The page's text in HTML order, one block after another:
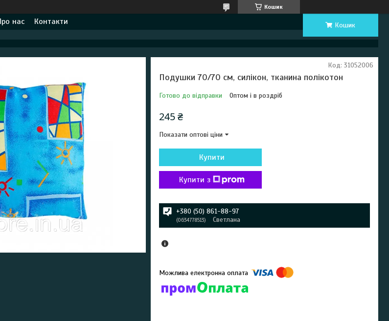
Кошик
нас Контакти Кошик
Подушки 70/70 см, силікон, тканина полікотон
Готово до відправки Оптом і в роздріб
Код: 31052006
245 ₴
Показати оптові ціни
Купити
Купити з
+380 (50) 861-88-97
0634778513 Светлана